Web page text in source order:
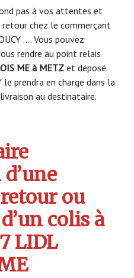
pas à vos attentes et
chez le commerçant
…. Vous pouvez
rendre au point relais
ME à METZ et déposé
prendra en charge dans la
au destinataire.
ou
colis à
LIDL